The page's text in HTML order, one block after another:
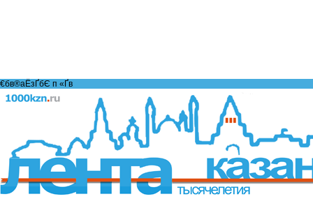
€бв®аЁзҐбЄ п «Ґ­в